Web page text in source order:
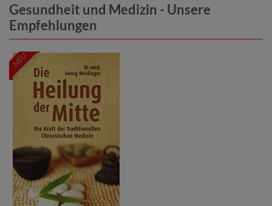
Gesundheit und Medizin - Unsere
Empfehlungen
NEU